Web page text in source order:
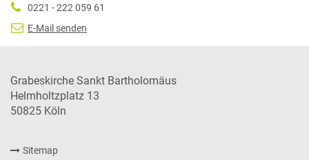
0221 - 222 059 61
E-Mail senden
Grabeskirche Sankt Bartholomäus
Helmholtzplatz 13
50825 Köln
Sitemap